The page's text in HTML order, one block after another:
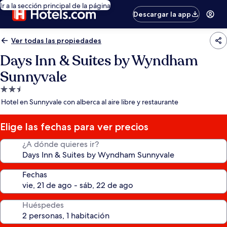
Ir a la sección principal de la página
Descargar la app
Ver todas las propiedades
Days Inn & Suites by Wyndham
Sunnyvale
Propiedad
de
estrellas
Hotel en Sunnyvale con alberca al aire libre y restaurante
Elige las fechas para ver precios
¿A dónde quieres ir?
Fechas
Huéspedes